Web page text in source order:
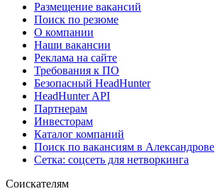
Размещение вакансий
Поиск по резюме
О компании
Наши вакансии
Реклама на сайте
Требования к ПО
Безопасный HeadHunter
HeadHunter API
Партнерам
Инвесторам
Каталог компаний
Поиск по вакансиям в Александрове
Сетка: соцсеть для нетворкинга
Соискателям